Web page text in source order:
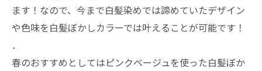
ます！なので、今まで白髪染めでは諦めていたデザイン
や色味を白髪ぼかしカラーでは叶えることが可能です！
．
春のおすすめとしてはピンクベージュを使った白髪ぼか